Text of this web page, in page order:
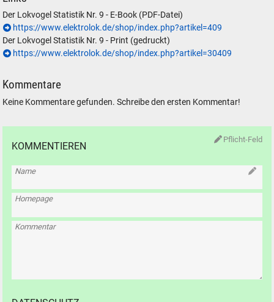
Der Lokvogel Statistik Nr. 9 - E-Book (PDF-Datei)
https://www.elektrolok.de/shop/index.php?artikel=409
Der Lokvogel Statistik Nr. 9 - Print (gedruckt)
https://www.elektrolok.de/shop/index.php?artikel=30409
Kommentare
Keine Kommentare gefunden. Schreibe den ersten Kommentar!
Pflicht-Feld
KOMMENTIEREN
Name
Homepage
Kommentar